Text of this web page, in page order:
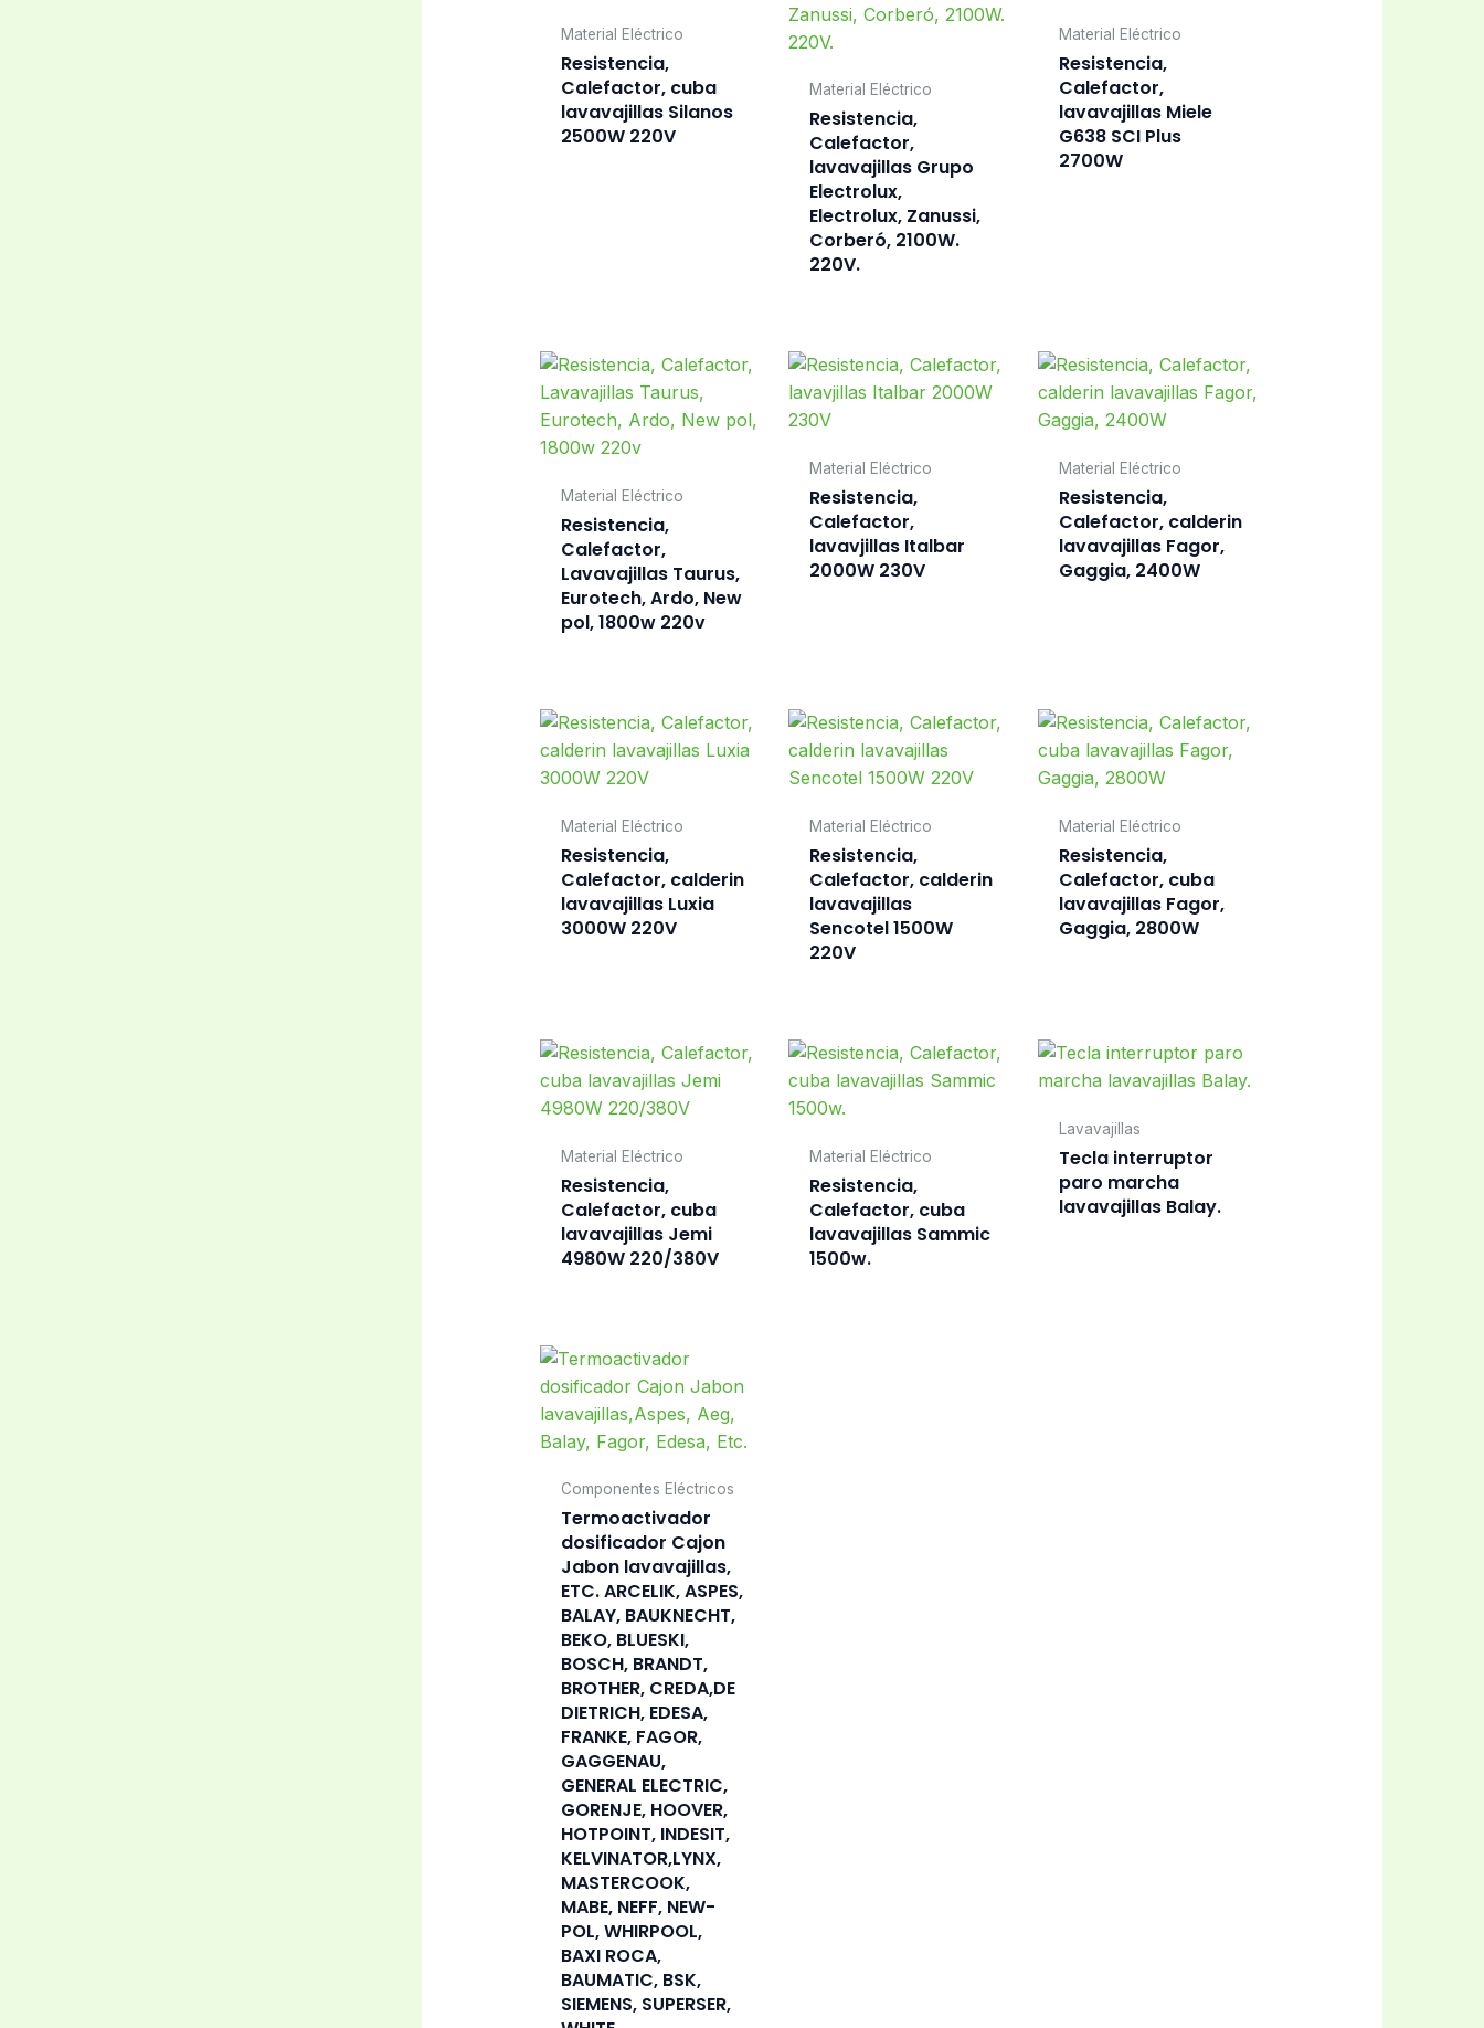
Material Eléctrico
Resistencia,
Calefactor, cuba
lavavajillas Silanos
2500W 220V
Material Eléctrico
Resistencia,
Calefactor,
lavavajillas Grupo
Electrolux,
Electrolux, Zanussi,
Corberó, 2100W.
220V.
Material Eléctrico
Resistencia,
Calefactor,
lavavajillas Miele
G638 SCI Plus
2700W
Material Eléctrico
Resistencia,
Calefactor,
Lavavajillas Taurus,
Eurotech, Ardo, New
pol, 1800w 220v
Material Eléctrico
Resistencia,
Calefactor,
lavavjillas Italbar
2000W 230V
Material Eléctrico
Resistencia,
Calefactor, calderin
lavavajillas Fagor,
Gaggia, 2400W
Material Eléctrico
Resistencia,
Calefactor, calderin
lavavajillas Luxia
3000W 220V
Material Eléctrico
Resistencia,
Calefactor, calderin
lavavajillas
Sencotel 1500W
220V
Material Eléctrico
Resistencia,
Calefactor, cuba
lavavajillas Fagor,
Gaggia, 2800W
Material Eléctrico
Resistencia,
Calefactor, cuba
lavavajillas Jemi
4980W 220/380V
Material Eléctrico
Resistencia,
Calefactor, cuba
lavavajillas Sammic
1500w.
Lavavajillas
Tecla interruptor
paro marcha
lavavajillas Balay.
Componentes Eléctricos
Termoactivador
dosificador Cajon
Jabon lavavajillas,
ETC. ARCELIK, ASPES,
BALAY, BAUKNECHT,
BEKO, BLUESKI,
BOSCH, BRANDT,
BROTHER, CREDA,DE
DIETRICH, EDESA,
FRANKE, FAGOR,
GAGGENAU,
GENERAL ELECTRIC,
GORENJE, HOOVER,
HOTPOINT, INDESIT,
KELVINATOR,LYNX,
MASTERCOOK,
MABE, NEFF, NEW-
POL, WHIRPOOL,
BAXI ROCA,
BAUMATIC, BSK,
SIEMENS, SUPERSER,